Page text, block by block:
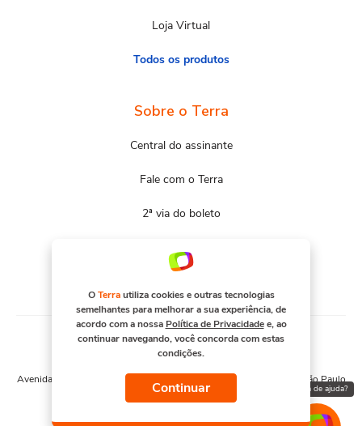
Loja Virtual
Todos os produtos
Sobre o Terra
Central do assinante
Fale com o Terra
2ª via do boleto
Avenida Engenheiro Luís Carlos Berrini, 1376 - Cidade Monções - São Paulo
– SP. CNPJ 91.088.328/0001-67
OTerrautiliza cookies e outras tecnologias
semelhantes para melhorar a sua experiência, de
acordo com a nossa Política de Privacidadee, ao
continuar navegando, você concorda com estas
condições.
Continuar Precisa de ajuda?